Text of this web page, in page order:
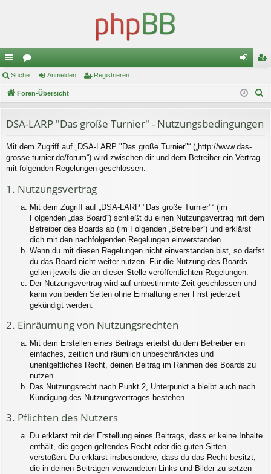
ch
ne
ug
riff
or
en m
de
n
ist
re
Suche Anmelden Registrieren
Foren-Übersicht
DSA-LARP "Das große Turnier" - Nutzungsbedingungen
Mit dem Zugriff auf „DSA-LARP "Das große Turnier"“ („http://www.das-
grosse-turnier.de/forum“) wird zwischen dir und dem Betreiber ein Vertrag
mit folgenden Regelungen geschlossen:
1. Nutzungsvertrag
Mit dem Zugriff auf „DSA-LARP "Das große Turnier"“ (im
Folgenden „das Board“) schließt du einen Nutzungsvertrag mit dem
Betreiber des Boards ab (im Folgenden „Betreiber“) und erklärst
dich mit den nachfolgenden Regelungen einverstanden.
Wenn du mit diesen Regelungen nicht einverstanden bist, so darfst
du das Board nicht weiter nutzen. Für die Nutzung des Boards
gelten jeweils die an dieser Stelle veröffentlichten Regelungen.
Der Nutzungsvertrag wird auf unbestimmte Zeit geschlossen und
kann von beiden Seiten ohne Einhaltung einer Frist jederzeit
gekündigt werden.
2. Einräumung von Nutzungsrechten
Mit dem Erstellen eines Beitrags erteilst du dem Betreiber ein
einfaches, zeitlich und räumlich unbeschränktes und
unentgeltliches Recht, deinen Beitrag im Rahmen des Boards zu
nutzen.
Das Nutzungsrecht nach Punkt 2, Unterpunkt a bleibt auch nach
Kündigung des Nutzungsvertrages bestehen.
3. Pflichten des Nutzers
Du erklärst mit der Erstellung eines Beitrags, dass er keine Inhalte
enthält, die gegen geltendes Recht oder die guten Sitten
verstoßen. Du erklärst insbesondere, dass du das Recht besitzt,
die in deinen Beiträgen verwendeten Links und Bilder zu setzen